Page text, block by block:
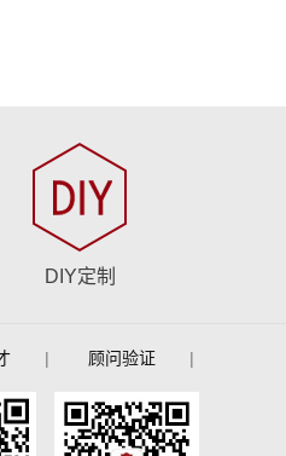
DIY定制
| 顾问验证 |